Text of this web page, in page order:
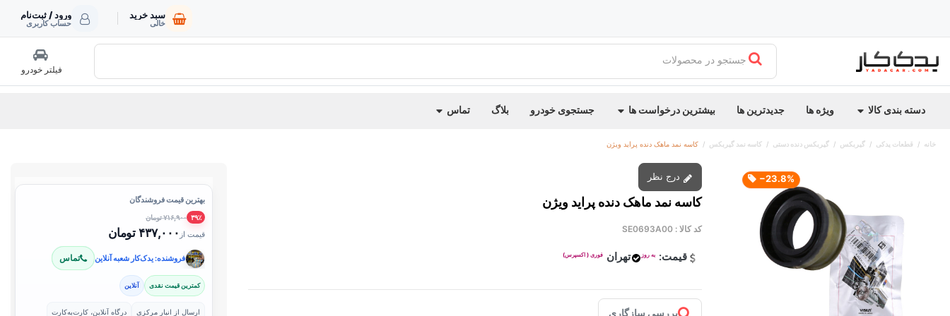
سبد خرید
خالی
ورود / ثبت‌نام
حساب کاربری
جستجو در محصولات
فیلتر خودرو
دسته بندی کالا ویژه ها جدیدترین ها بیشترین درخواست ها جستجوی خودرو بلاگ تماس
خانه قطعات یدکی گیربکس گیربکس دنده دستی کاسه نمد گیربکس کاسه نمد ماهک دنده پراید ویژن
‎−23.8%
کاسه نمد ماهک دنده پراید ویژن
کد کالا : SE0693A00
قیمت: به روز تهران فوری ( اکسپرس)
بررسی سازگاری
بهترین قیمت فروشندگان
۳۹٪ ۷۱۶,۹۰۰ تومان
قیمت از ۴۳۷,۰۰۰ تومان
فروشنده: یدک‌کار شعبه آنلاین تماس
کمترین قیمت نقدی آنلاین
ارسال از انبار مرکزی درگاه آنلاین، کارت‌به‌کارت